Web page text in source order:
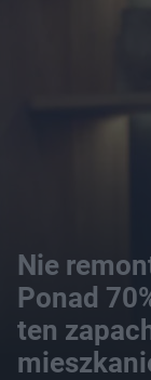
Nie
Ponad
ten